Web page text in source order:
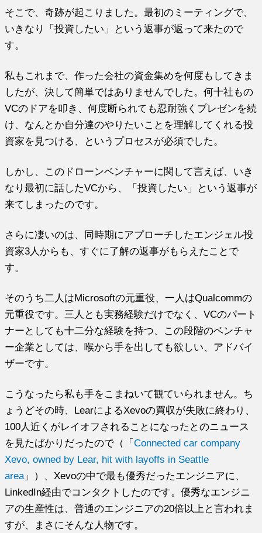
そこで、奇跡が起こりました。最初のミーティングで、
いきなり「投資したい」という返事が返って来たので
す。
私もこれまで、作った会社の資金集めを何度もしてきま
したが、決して簡単ではありませんでした。何十社もの
VCのドアを叩き、何度断られても忍耐強くプレゼンを続
け、なんとか自分達のやりたいことを理解してくれる投
資家を見つける、というプロセスが必須でした。
しかし、このドローンベンチャーに関して言えば、いき
なり最初に話したVCから、「投資したい」という返事が
来てしまったのです。
さらに凄いのは、同時期にアプローチしたエンジェル投
資家3人からも、すぐに了解の返事がもらえたことで
す。
そのうち二人はMicrosoftの元重役、一人はQualcommの
元重役です。三人とも実務経験だけでなく、VCのパート
ナーとしても十二分な経験を持つ、この段階のベンチャ
ー企業としては、喉から手を出しても欲しい、アドバイ
ザーです。
こうなったら私も手をこまねいて観ていられません。ち
ょうどその時、LearによるXevoの買収が失敗に終わり、
100人近くがレイオフされることになったとのニュース
を見たばかりだったので（「Connected car company
Xevo, owned by Lear, hit with layoffs in Seattle
area 」）、Xevoの中で最も優秀だったエンジニアに、
LinkedIn経由でコンタクトしたのです。優秀なエンジニ
アの生産性は、普通のエンジニアの20倍以上と言われま
すが、まさにそんな人物です。